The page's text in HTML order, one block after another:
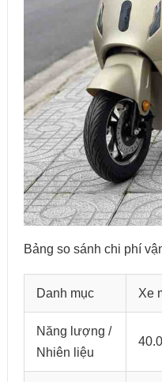
Bảng so sánh chi phí
Danh mục Xe
Năng lượng /
Nhiên liệu